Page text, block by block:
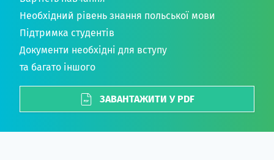
Необхідний рівень знання польської мови
Підтримка студентів
Документи необхідні для вступу
та багато іншого
ЗАВАНТАЖИТИ У PDF